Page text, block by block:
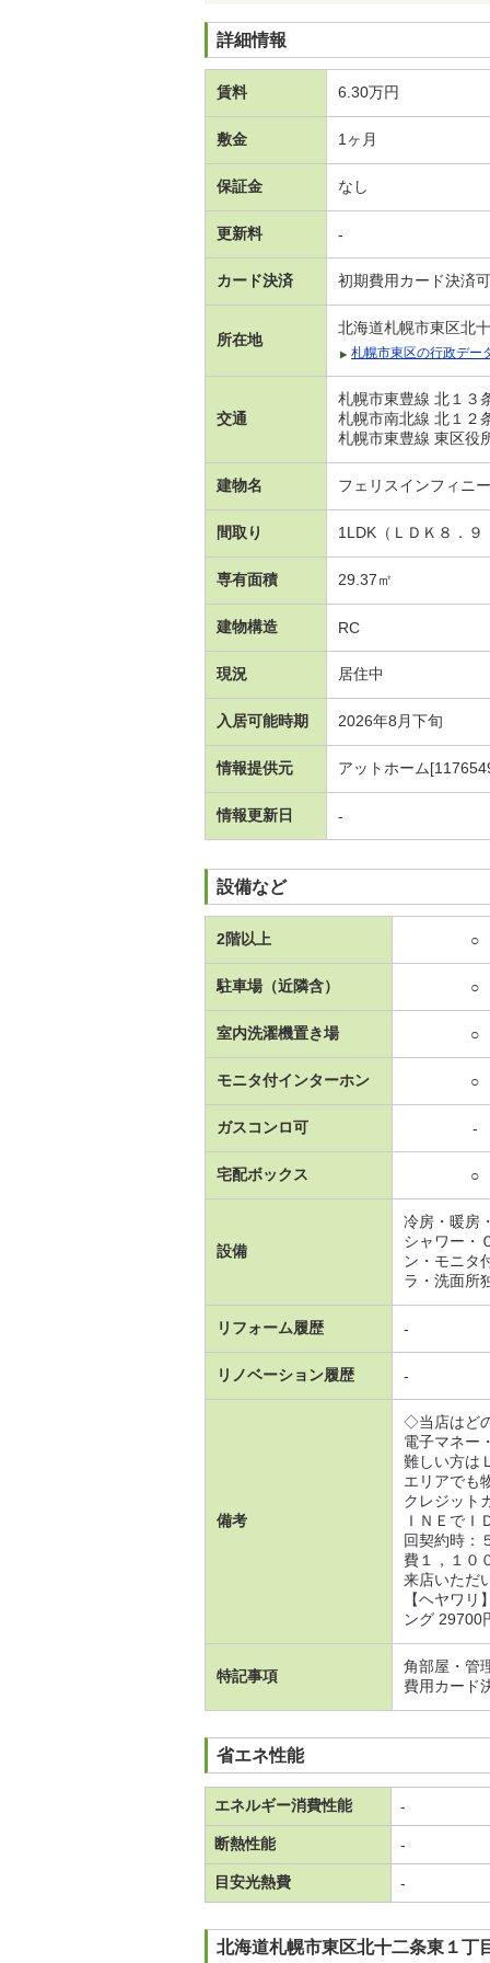
詳細情報
賃料 6.30万円
敷金 1ヶ月
保証金 なし
更新料 -
カード決済 初期費用カード決済可
所在地
北海道札幌市東区北
札幌市東区の行政デー
交通
札幌市東豊線 北１３
札幌市南北線 北１２
札幌市東豊線 東区役
建物名 フェリスインフィニ
間取り 1LDK（ＬＤＫ８．９
専有面積 29.37㎡
建物構造 RC
現況 居住中
入居可能時期 2026年8月下旬
情報提供元 アットホーム
情報更新日 -
設備など
2階以上 ○
駐車場（近隣含） ○
室内洗濯機置き場 ○
モニタ付インターホン ○
ガスコンロ可 -
宅配ボックス ○
設備
冷房・暖房
シャワー・
ン・モニタ
ラ・洗面所
リフォーム履歴 -
リノベーション履歴 -
備考
◇当店はど
電子マネー
難しい方は
エリアでも
クレジット
ＩＮＥで
回契約時：
費１，１０
来店いただ
【ヘヤワ
ング 29700
特記事項
角部屋・管
費用カード
省エネ性能
エネルギー消費性能 -
断熱性能 -
目安光熱費 -
北海道札幌市東区北十二条東１丁